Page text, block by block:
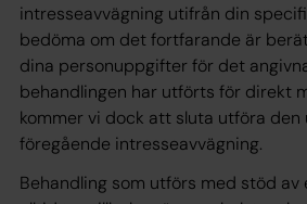
intresseavvägning utifrån din
bedöma om det fortfarande är
dina personuppgifter för det
behandlingen har utförts för direkt
kommer vi dock att sluta utföra den
föregående intresseavvägning.
Behandling som utförs med stöd av